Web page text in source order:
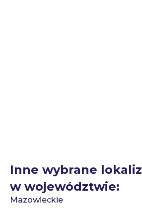
Inne wybrane
w województwie:
Mazowieckie